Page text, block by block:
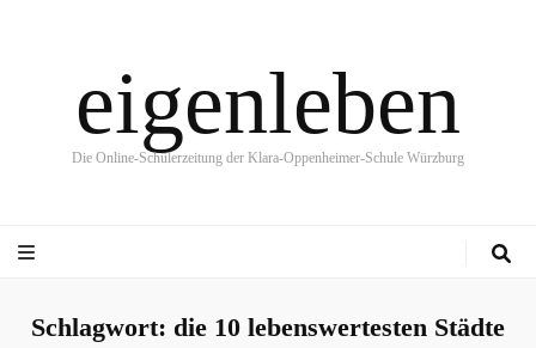
eigenleben
Die Online-Schülerzeitung der Klara-Oppenheimer-Schule Würzburg
Schlagwort: die 10 lebenswertesten Städte